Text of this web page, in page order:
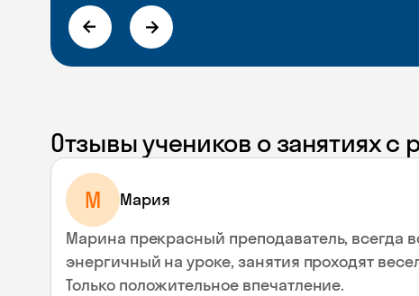
Отзывы учеников о занятиях с
М Мария
Марина прекрасный преподаватель, всегда
энергичный на уроке, занятия проходят
Только положительное впечатление.